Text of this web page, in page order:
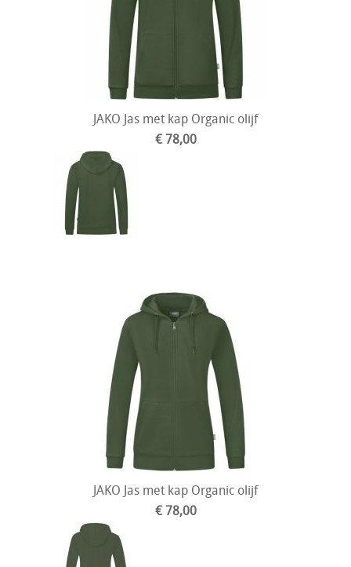
JAKO Jas met kap Organic olijf
€ 78,00
JAKO Jas met kap Organic olijf
€ 78,00